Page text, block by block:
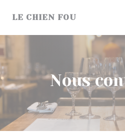
LE CHIEN FOU
Nous